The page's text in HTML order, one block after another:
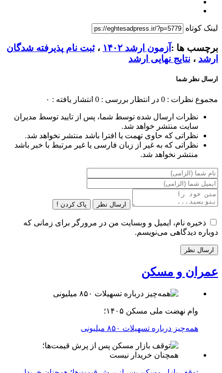
لینک کوتاه
برچسب ها : آزمون ارشد ۱۴۰۲ ،ثبت نام پذیرفته شدگان
ارشد ، نتایج نهایی ارشد
ارسال نظر شما
مجموع نظرات : 0 در انتظار بررسی : 0 انتشار یافته : ۰
نظرات ارسال شده توسط شما، پس از تایید توسط مدیران
سایت منتشر خواهد شد.
نظراتی که حاوی تهمت یا افترا باشد منتشر نخواهد شد.
نظراتی که به غیر از زبان فارسی یا غیر مرتبط با خبر باشد
منتشر نخواهد شد.
ارسال نظر پاک کردن !
ذخیره نام، ایمیل و وبسایت من در مرورگر برای زمانی که
دوباره دیدگاهی می‌نویسم.
عمران و مسکن
وام نهضت ملی مسکن ۱۴۰۵؛
همه‌چیز درباره تسهیلات ۸۵۰ میلیونی